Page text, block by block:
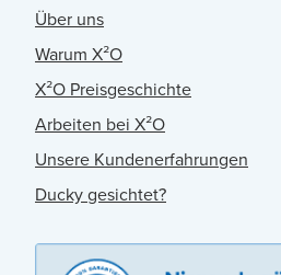
Über uns
Warum X²O
X²O Preisgeschichte
Arbeiten bei X²O
Unsere Kundenerfahrungen
Ducky gesichtet?